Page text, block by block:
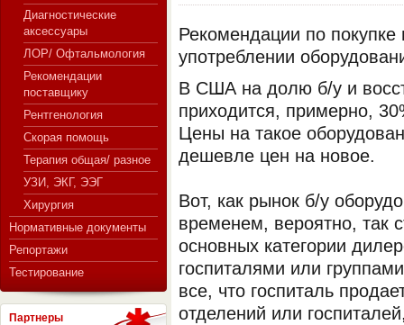
СЕРВЕР МЕДИЦИНСКОГО
Диагностические
аксессуары
ЛОР/ Офтальмология
Рекомендации
поставщику
Рентгенология
Скорая помощь
Терапия общая/ разное
УЗИ, ЭКГ, ЭЭГ
Хирургия
Нормативные документы
Репортажи
Тестирование
Партнеры
Рекомендации по
употреблении
В США на долю б/у и
приходится, примерно,
Цены на такое
дешевле цен на новое.
Вот, как рынок б/у
временем, вероятно, так
основных категории
госпиталями или
все, что госпиталь
отделений или